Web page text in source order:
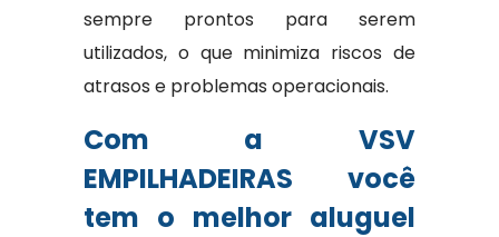
sempre prontos para serem
utilizados, o que minimiza riscos de
atrasos e problemas operacionais.
Com a VSV
EMPILHADEIRAS você
tem o melhor aluguel